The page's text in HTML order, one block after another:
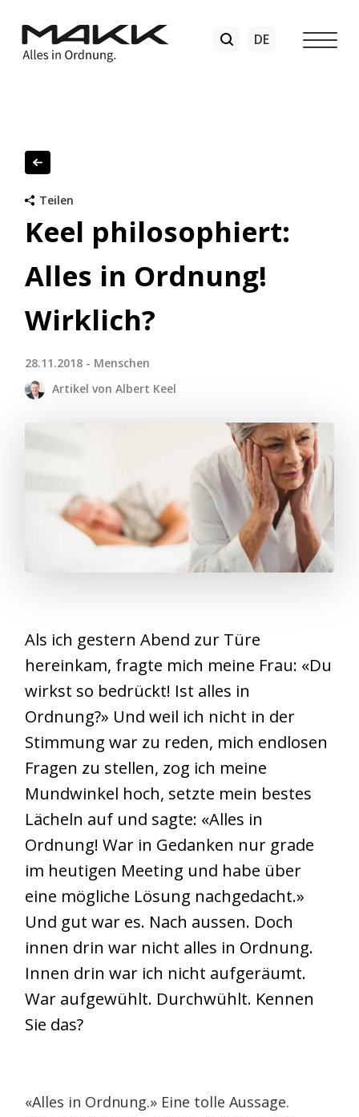
Teilen
Keel philosophiert:
Alles in Ordnung!
Wirklich?
28.11.2018 - Menschen
Artikel von Albert Keel
Als ich gestern Abend zur Türe
hereinkam, fragte mich meine Frau: «Du
wirkst so bedrückt! Ist alles in
Ordnung?» Und weil ich nicht in der
Stimmung war zu reden, mich endlosen
Fragen zu stellen, zog ich meine
Mundwinkel hoch, setzte mein bestes
Lächeln auf und sagte: «Alles in
Ordnung! War in Gedanken nur grade
im heutigen Meeting und habe über
eine mögliche Lösung nachgedacht.»
Und gut war es. Nach aussen. Doch
innen drin war nicht alles in Ordnung.
Innen drin war ich nicht aufgeräumt.
War aufgewühlt. Durchwühlt. Kennen
Sie das?
«Alles in Ordnung.» Eine tolle Aussage.